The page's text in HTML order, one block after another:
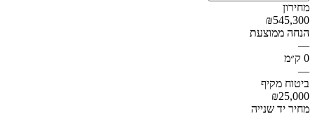
מחירון
₪545,300
הנחה ממוצעת
—
0 ק״מ
—
ביטוח מקיף
₪25,000
מחיר יד שנייה